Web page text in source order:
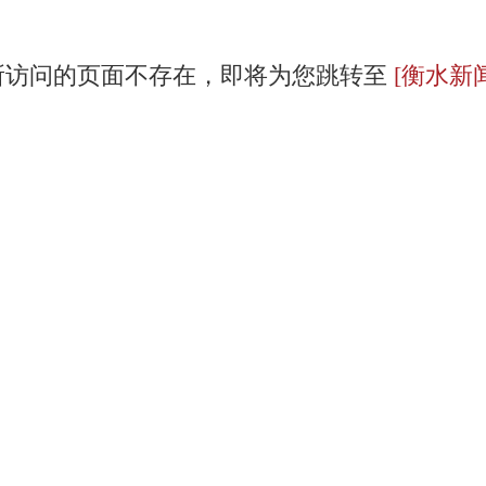
问的页面不存在，即将为您跳转至 [衡水新